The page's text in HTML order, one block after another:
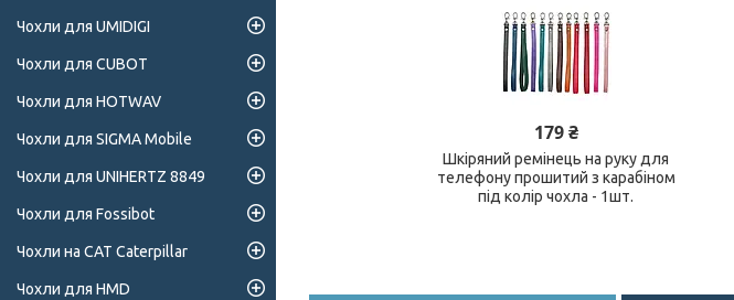
179 ₴
Шкіряний ремінець на руку для
телефону прошитий з карабіном
під колір чохла - 1шт.
Чохли для UMIDIGI
Чохли для CUBOT
Чохли для HOTWAV
Чохли для SIGMA Mobile
Чохли для UNIHERTZ 8849
Чохли для Fossibot
Чохли на CAT Caterpillar
Чохли для HMD